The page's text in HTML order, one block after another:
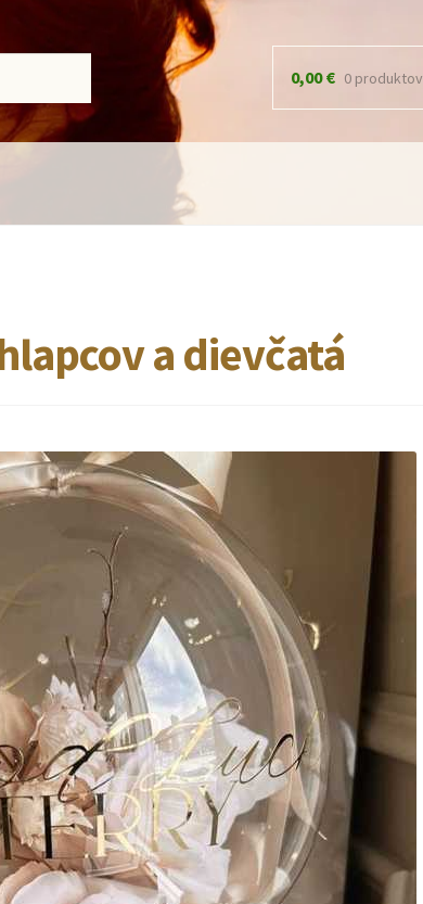
0,00€ 0 produktov
a dievčatá